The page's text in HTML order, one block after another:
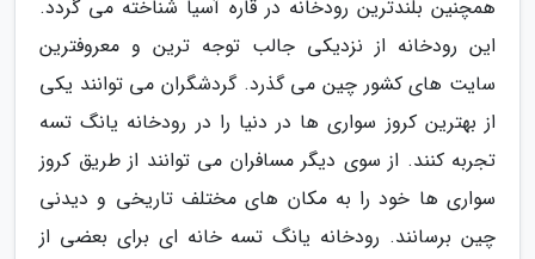
همچنین بلندترین رودخانه در قاره آسیا شناخته می گردد.
این رودخانه از نزدیکی جالب توجه ترین و معروفترین
سایت های کشور چین می گذرد. گردشگران می توانند یکی
از بهترین کروز سواری ها در دنیا را در رودخانه یانگ تسه
تجربه کنند. از سوی دیگر مسافران می توانند از طریق کروز
سواری ها خود را به مکان های مختلف تاریخی و دیدنی
چین برسانند. رودخانه یانگ تسه خانه ای برای بعضی از